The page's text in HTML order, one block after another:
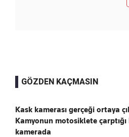
GÖZDEN KAÇMASIN
Kask kamerası gerçeği ortaya
Kamyonun motosiklete çarptığı
kamerada